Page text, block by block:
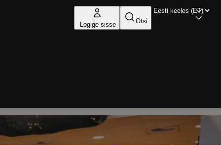
Logige sisse Otsi